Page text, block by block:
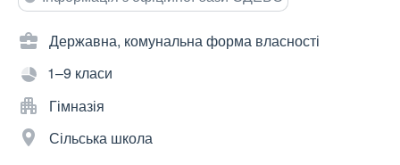
Державна, комунальна форма власності
1–9 класи
Гімназія
Сільська школа